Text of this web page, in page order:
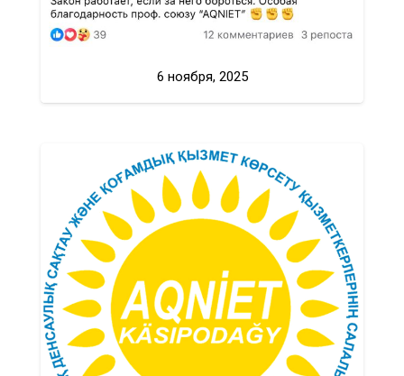
6 ноября, 2025